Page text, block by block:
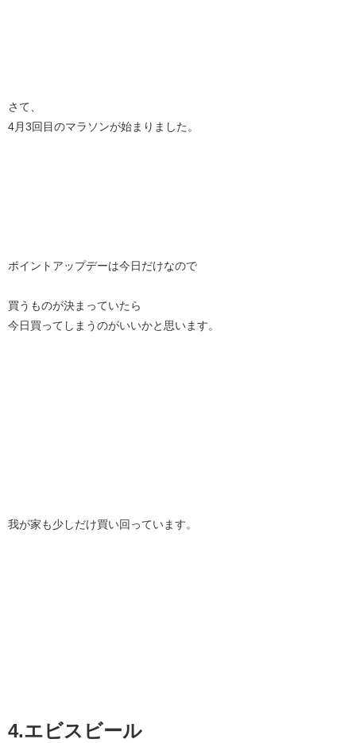
さて、
4月3回目のマラソンが始まりました。
ポイントアップデーは今日だけなので
買うものが決まっていたら
今日買ってしまうのがいいかと思います。
我が家も少しだけ買い回っています。
4.エビスビール